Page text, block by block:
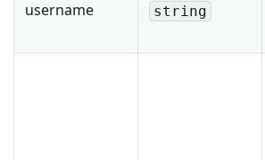
username string